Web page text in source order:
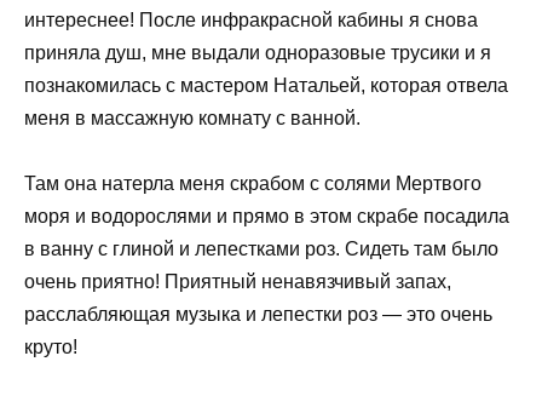
интереснее! После инфракрасной кабины я снова
приняла душ, мне выдали одноразовые трусики и я
познакомилась с мастером Натальей, которая отвела
меня в массажную комнату с ванной.
Там она натерла меня скрабом с солями Мертвого
моря и водорослями и прямо в этом скрабе посадила
в ванну с глиной и лепестками роз. Сидеть там было
очень приятно! Приятный ненавязчивый запах,
расслабляющая музыка и лепестки роз — это очень
круто!